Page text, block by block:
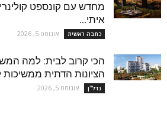
מחדש עם קונספט
איתי...
כתבה ראשית אוגוסט 5, 2026
הכי קרוב לבית: למה
הציונות הדתית ממשיכות
נדל''ן אוגוסט 5, 2026